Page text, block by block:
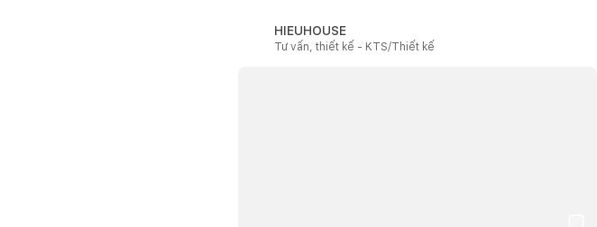
HIEUHOUSE
Tư vấn, thiết kế - KTS/Thiết kế